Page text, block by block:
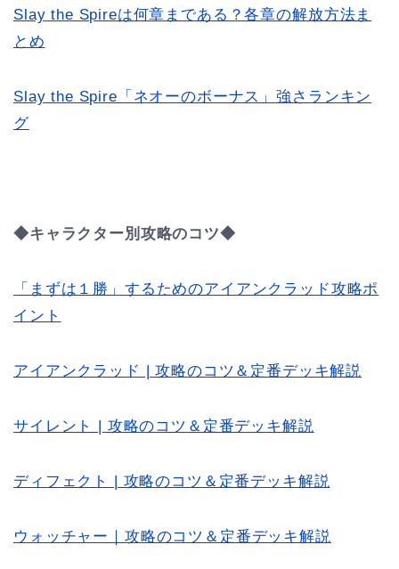
Slay the Spireは何章まである？各章の解放方法ま
とめ
Slay the Spire「ネオーのボーナス」強さランキン
グ
◆キャラクター別攻略のコツ◆
「まずは１勝」するためのアイアンクラッド攻略ポ
イント
アイアンクラッド | 攻略のコツ＆定番デッキ解説
サイレント | 攻略のコツ＆定番デッキ解説
ディフェクト | 攻略のコツ＆定番デッキ解説
ウォッチャー｜攻略のコツ＆定番デッキ解説